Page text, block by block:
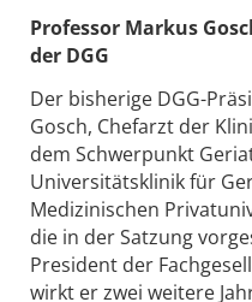
Professor Markus
der DGG
Der bisherige DGG-
Gosch, Chefarzt der
dem Schwerpunkt
Universitätsklinik für
Medizinischen
die in der Satzung
President der
wirkt er zwei weitere